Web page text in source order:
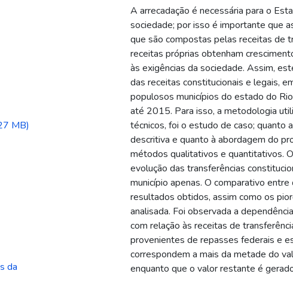
MB)
da
A arrecadação é necessária para o
sociedade; por isso é importante que
que são compostas pelas receitas de
receitas próprias obtenham
às exigências da sociedade. Assim,
das receitas constitucionais e legais,
populosos municípios do estado do
até 2015. Para isso, a metodologia
técnicos, foi o estudo de caso; quanto
descritiva e quanto à abordagem do
métodos qualitativos e quantitativos.
evolução das transferências
município apenas. O comparativo
resultados obtidos, assim como os
analisada. Foi observada a
com relação às receitas de
provenientes de repasses federais e
correspondem a mais da metade do
enquanto que o valor restante é